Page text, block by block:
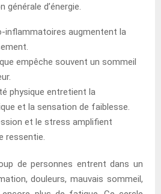
générale d’énergie.
inflammatoires augmentent la
empêche souvent un sommeil
physique entretient la
et la sensation de faiblesse.
et le stress amplifient
ressentie.
de personnes entrent dans un
douleurs, mauvais sommeil,